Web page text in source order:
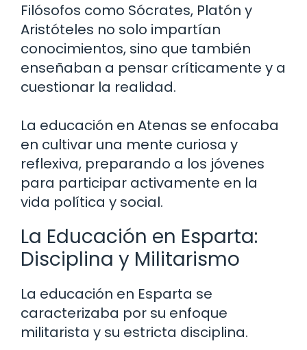
Filósofos como Sócrates, Platón y
Aristóteles no solo impartían
conocimientos, sino que también
enseñaban a pensar críticamente y a
cuestionar la realidad.
La educación en Atenas se enfocaba
en cultivar una mente curiosa y
reflexiva, preparando a los jóvenes
para participar activamente en la
vida política y social.
La Educación en Esparta:
Disciplina y Militarismo
La educación en Esparta se
caracterizaba por su enfoque
militarista y su estricta disciplina.